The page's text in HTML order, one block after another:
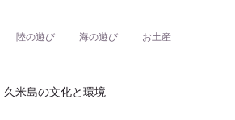
陸の遊び 海の遊び お土産
久米島の文化と環境